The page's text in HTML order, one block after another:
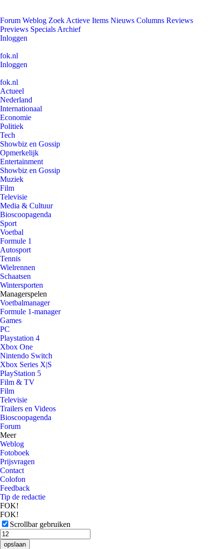
Forum Weblog Zoek Actieve Items Nieuws Columns Reviews
Previews Specials Archief
Inloggen
fok.nl
Inloggen
fok.nl
Actueel
Nederland
Internationaal
Economie
Politiek
Tech
Showbiz en Gossip
Opmerkelijk
Entertainment
Showbiz en Gossip
Muziek
Film
Televisie
Media & Cultuur
Bioscoopagenda
Sport
Voetbal
Formule 1
Autosport
Tennis
Wielrennen
Schaatsen
Wintersporten
Managerspelen
Voetbalmanager
Formule 1-manager
Games
PC
Playstation 4
Xbox One
Nintendo Switch
Xbox Series X|S
PlayStation 5
Film & TV
Film
Televisie
Trailers en Videos
Bioscoopagenda
Forum
Meer
Weblog
Fotoboek
Prijsvragen
Contact
Colofon
Feedback
Tip de redactie
FOK!
FOK!
Scrollbar gebruiken
opslaan